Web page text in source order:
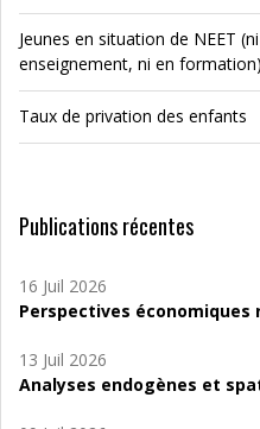
Jeunes en situation de NEET
enseignement, ni en formation)
Taux de privation des enfants
Publications récentes
16 Juil 2026
Perspectives économiques
13 Juil 2026
Analyses endogènes et